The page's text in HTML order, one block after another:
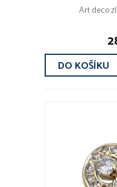
Art deco
DO KOŠÍKU